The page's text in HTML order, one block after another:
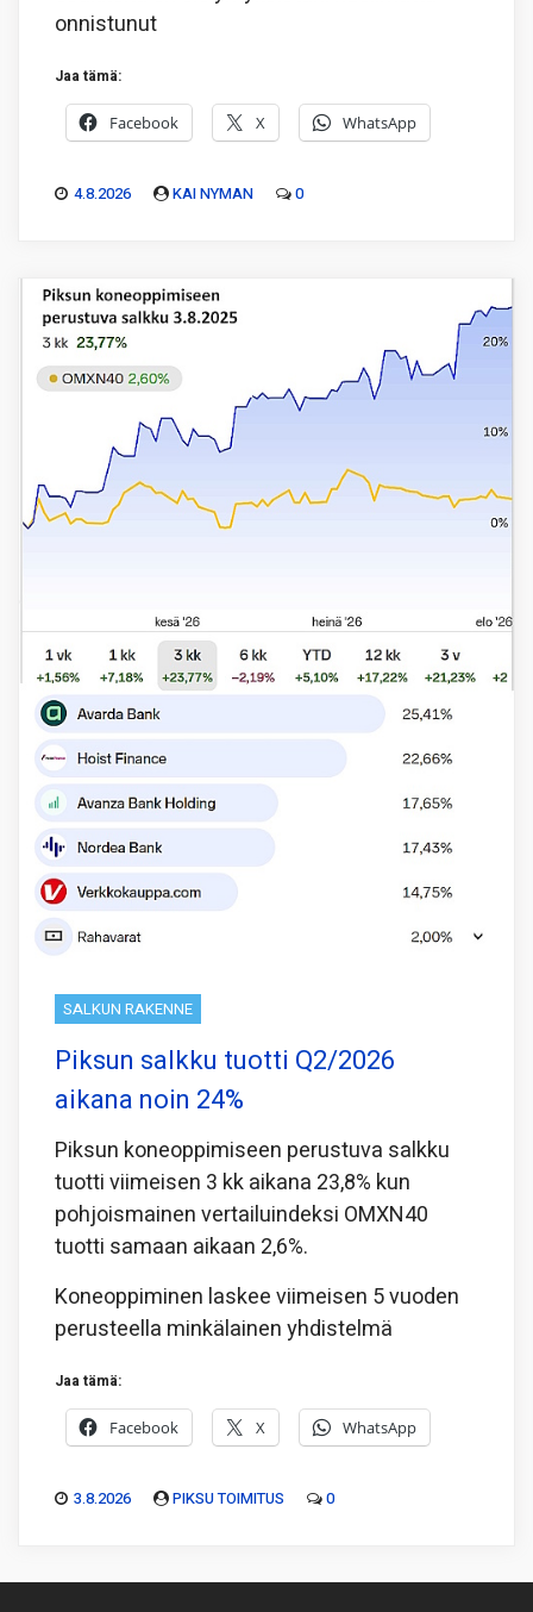
onnistunut
Jaa tämä:
Facebook X WhatsApp
4.8.2026 KAI NYMAN 0
SALKUN RAKENNE
Piksun salkku tuotti Q2/2026
aikana noin 24%
Piksun koneoppimiseen perustuva salkku
tuotti viimeisen 3 kk aikana 23,8% kun
pohjoismainen vertailuindeksi OMXN40
tuotti samaan aikaan 2,6%.
Koneoppiminen laskee viimeisen 5 vuoden
perusteella minkälainen yhdistelmä
Jaa tämä:
Facebook X WhatsApp
3.8.2026 PIKSU TOIMITUS 0